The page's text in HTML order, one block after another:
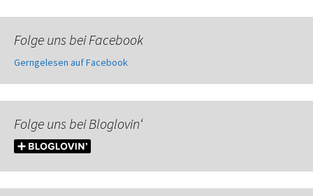
Folge uns bei Facebook
Gerngelesen auf Facebook
Folge uns bei Bloglovin‘